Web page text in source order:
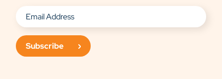
Subscribe